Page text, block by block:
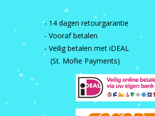
- 14 dagen retourgarantie
- Vooraf betalen
- Veilig betalen met iDEAL
(St. Mollie Payments)